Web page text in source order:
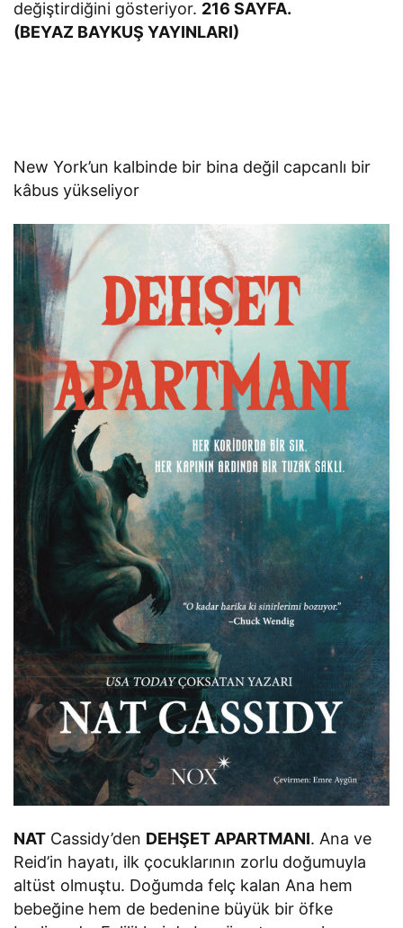
değiştirdiğini gösteriyor. 216 SAYFA.
(BEYAZ BAYKUŞ YAYINLARI)
New York’un kalbinde bir bina değil capcanlı bir
kâbus yükseliyor
NAT Cassidy’den DEHŞET APARTMANI. Ana ve
Reid’in hayatı, ilk çocuklarının zorlu doğumuyla
altüst olmuştu. Doğumda felç kalan Ana hem
bebeğine hem de bedenine büyük bir öfke